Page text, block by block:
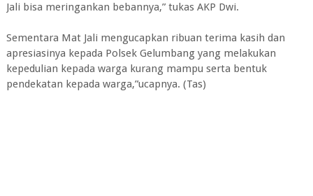
Jali bisa meringankan bebannya,” tukas AKP Dwi.
Sementara Mat Jali mengucapkan ribuan terima kasih dan
apresiasinya kepada Polsek Gelumbang yang melakukan
kepedulian kepada warga kurang mampu serta bentuk
pendekatan kepada warga,”ucapnya. (Tas)